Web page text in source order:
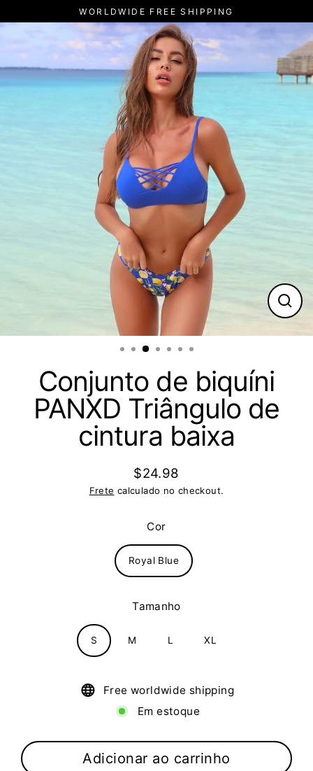
para
Conteúdo
WORLDWIDE FREE SHIPPING
Conjunto de biquíni
PANXD Triângulo de
cintura baixa
Preço
normal
$24.98
Frete calculado no checkout.
Cor
Royal Blue
Tamanho
S M L XL
Free worldwide shipping
Em estoque
Adicionar ao carrinho